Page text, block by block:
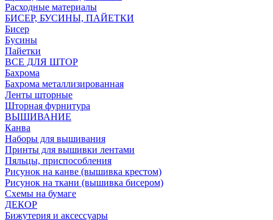
Расходные материалы
БИСЕР, БУСИНЫ, ПАЙЕТКИ
Бисер
Бусины
Пайетки
ВСЕ ДЛЯ ШТОР
Бахрома
Бахрома металлизированная
Ленты шторные
Шторная фурнитура
ВЫШИВАНИЕ
Канва
Наборы для вышивания
Принты для вышивки лентами
Пяльцы, приспособления
Рисунок на канве (вышивка крестом)
Рисунок на ткани (вышивка бисером)
Схемы на бумаге
ДЕКОР
Бижутерия и аксессуары